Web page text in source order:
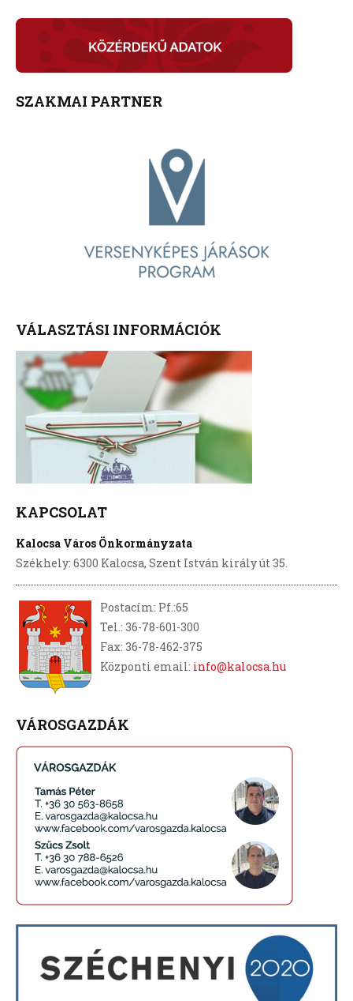
SZAKMAI PARTNER
VÁLASZTÁSI INFORMÁCIÓK
KAPCSOLAT
Kalocsa Város Önkormányzata
Székhely: 6300 Kalocsa, Szent István király út 35.
Postacím: Pf.:65
Tel.: 36-78-601-300
Fax: 36-78-462-375
Központi email: info@kalocsa.hu
VÁROSGAZDÁK